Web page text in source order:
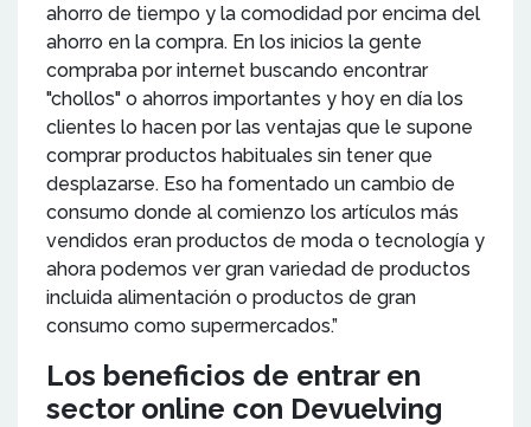
ahorro de tiempo y la comodidad por encima del
ahorro en la compra. En los inicios la gente
compraba por internet buscando encontrar
"chollos" o ahorros importantes y hoy en día los
clientes lo hacen por las ventajas que le supone
comprar productos habituales sin tener que
desplazarse. Eso ha fomentado un cambio de
consumo donde al comienzo los artículos más
vendidos eran productos de moda o tecnología y
ahora podemos ver gran variedad de productos
incluida alimentación o productos de gran
consumo como supermercados.”
Los beneficios de entrar en
sector online con Devuelving